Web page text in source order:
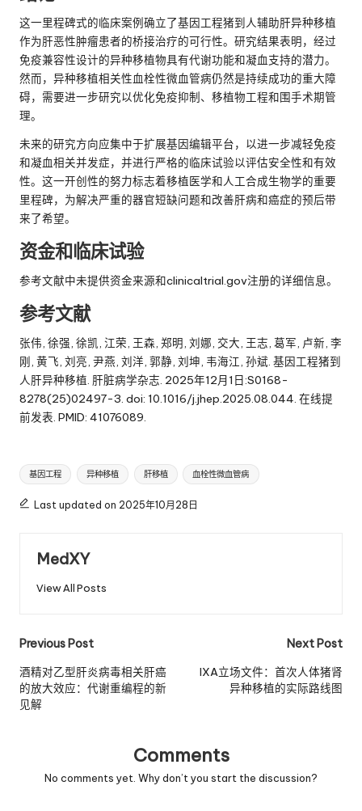
这一里程碑式的临床案例确立了基因工程猪到人辅助肝异种移植
作为肝恶性肿瘤患者的桥接治疗的可行性。研究结果表明，经过
免疫兼容性设计的异种移植物具有代谢功能和凝血支持的潜力。
然而，异种移植相关性血栓性微血管病仍然是持续成功的重大障
碍，需要进一步研究以优化免疫抑制、移植物工程和围手术期管
理。
未来的研究方向应集中于扩展基因编辑平台，以进一步减轻免疫
和凝血相关并发症，并进行严格的临床试验以评估安全性和有效
性。这一开创性的努力标志着移植医学和人工合成生物学的重要
里程碑，为解决严重的器官短缺问题和改善肝病和癌症的预后带
来了希望。
资金和临床试验
参考文献中未提供资金来源和clinicaltrial.gov注册的详细信息。
参考文献
张伟, 徐强, 徐凯, 江荣, 王森, 郑明, 刘娜, 交大, 王志, 葛军, 卢新, 李
刚, 黄飞, 刘亮, 尹燕, 刘洋, 郭静, 刘坤, 韦海江, 孙斌. 基因工程猪到
人肝异种移植. 肝脏病学杂志. 2025年12月1日:S0168-
8278(25)02497-3. doi: 10.1016/j.jhep.2025.08.044. 在线提
前发表. PMID: 41076089.
Tags:
基因工程 异种移植 肝移植 血栓性微血管病
Last updated on 2025年10月28日
MedXY
View All Posts
Post
navigation
Previous Post
酒精对乙型肝炎病毒相关肝癌
的放大效应：代谢重编程的新
见解
Next Post
IXA立场文件：首次人体猪肾
异种移植的实际路线图
Comments
No comments yet. Why don’t you start the discussion?